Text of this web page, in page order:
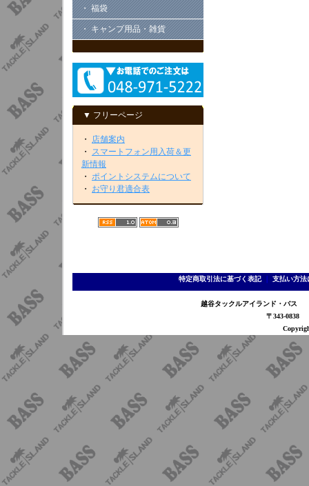
・ 福袋
・ キャンプ用品・雑貨
▼ フリーページ
・ 店舗案内
・ スマートフォン用入荷＆更
新情報
・ ポイントシステムについて
・ お守り君適合表
特定商取引法に基づく表記｜ 支払い方法
越谷タックルアイランド・バ
〒343-0838